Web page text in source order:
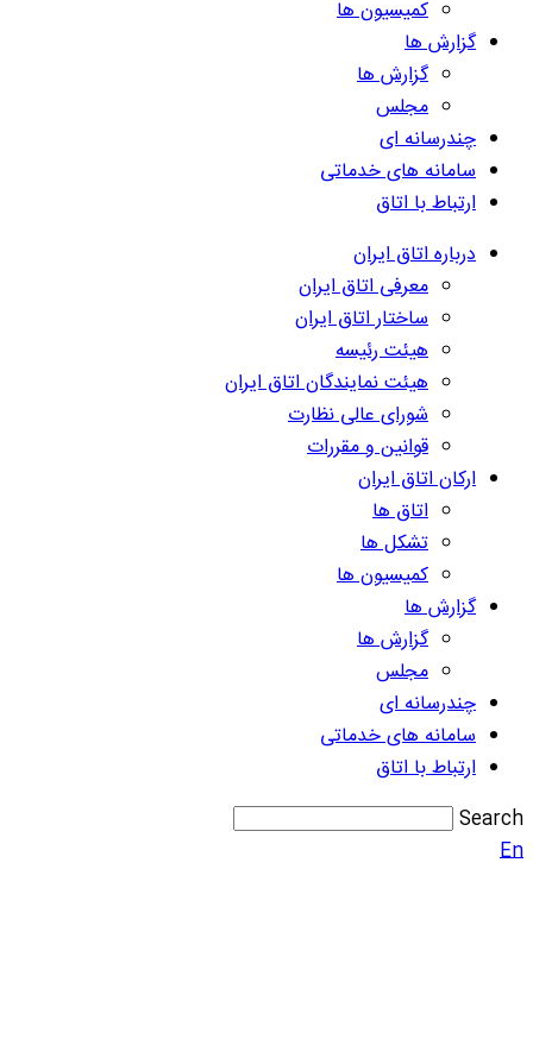
کمیسیون ها
گزارش ها
گزارش ها
مجلس
چندرسانه ای
سامانه های خدماتی
ارتباط با اتاق
درباره اتاق ایران
معرفی اتاق ایران
ساختار اتاق ایران
هیئت رئیسه
هیئت نمایندگان اتاق ایران
شورای عالی نظارت
قوانین و مقررات
ارکان اتاق ایران
اتاق ها
تشکل ها
کمیسیون ها
گزارش ها
گزارش ها
مجلس
چندرسانه ای
سامانه های خدماتی
ارتباط با اتاق
Search
En